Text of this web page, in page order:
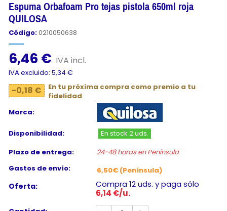
Espuma Orbafoam Pro tejas pistola 650ml roja
QUILOSA
Código:0210050638
6,46 € IVA incl.
IVA excluido: 5,34 €
-0,18 €
En tu próxima compra como premio a tu
fidelidad
Marca:
Disponibilidad:
En stock 2 uds.
Plazo de entrega:
24-48 horas en Península
Gastos de envío:
6,50€ (Península)
Oferta:
Compra 12 uds. y paga sólo
6,14 €/u.